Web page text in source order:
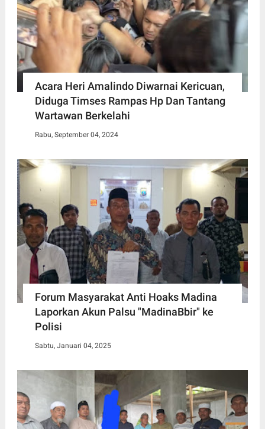
Acara Heri Amalindo Diwarnai Kericuan,
Diduga Timses Rampas Hp Dan Tantang
Wartawan Berkelahi
Rabu, September 04, 2024
Forum Masyarakat Anti Hoaks Madina
Laporkan Akun Palsu "MadinaBbir" ke
Polisi
Sabtu, Januari 04, 2025